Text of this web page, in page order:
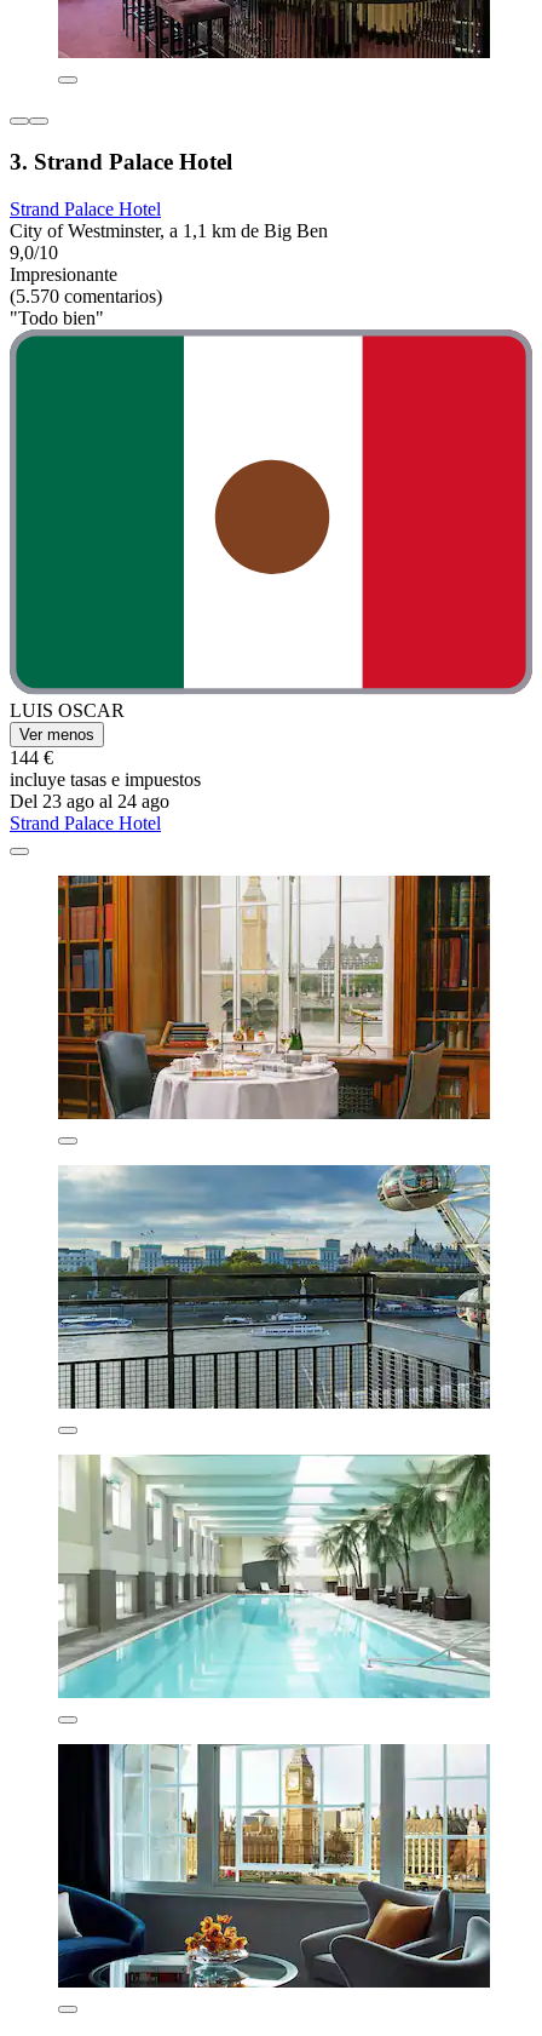
3. Strand Palace Hotel
Strand Palace Hotel
City of Westminster, a 1,1 km de Big Ben
9,0/10
Impresionante
(5.570 comentarios)
"Todo bien"
LUIS OSCAR
Ver menos
144 €
incluye tasas e impuestos
Del 23 ago al 24 ago
Strand Palace Hotel